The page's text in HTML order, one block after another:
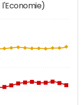
l'Economie)